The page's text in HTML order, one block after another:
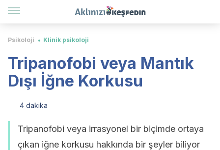
Psikoloji Klinik psikoloji
Tripanofobi veya Mantık
Dışı İğne Korkusu
4 dakika
Tripanofobi veya irrasyonel bir biçimde ortaya
çıkan iğne korkusu hakkında bir şeyler biliyor